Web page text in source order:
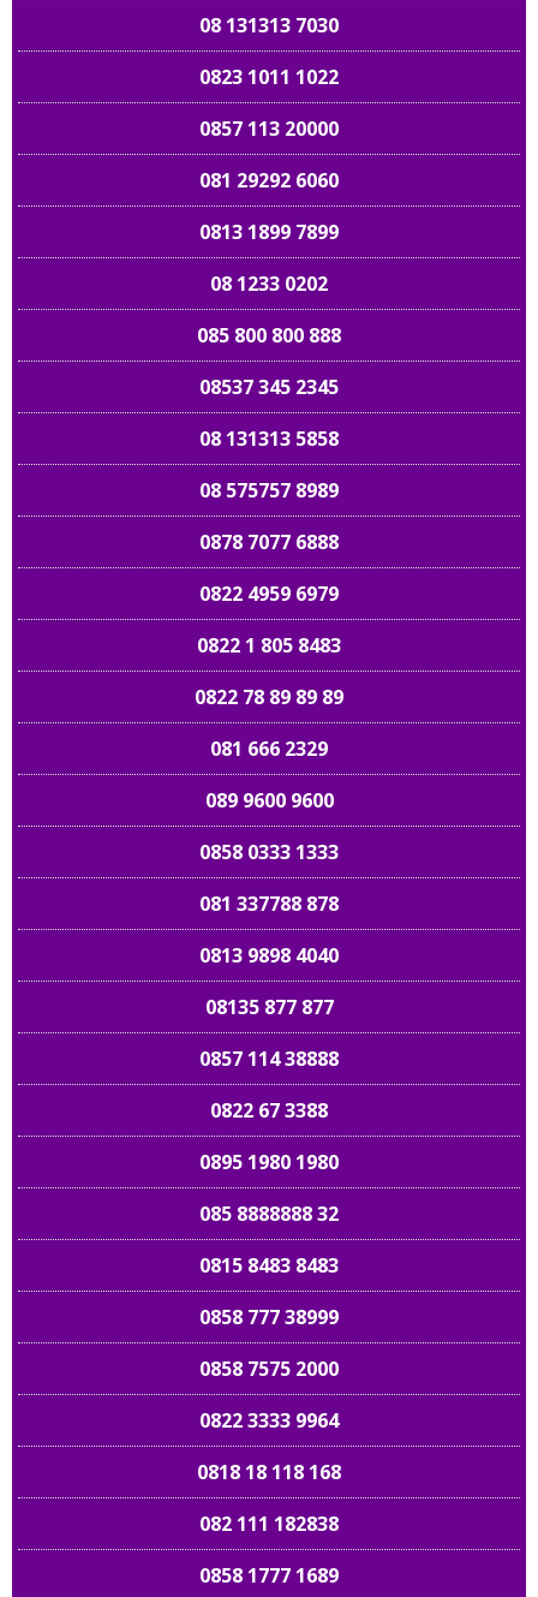
08 131313 7030
0823 1011 1022
0857 113 20000
081 29292 6060
0813 1899 7899
08 1233 0202
085 800 800 888
08537 345 2345
08 131313 5858
08 575757 8989
0878 7077 6888
0822 4959 6979
0822 1 805 8483
0822 78 89 89 89
081 666 2329
089 9600 9600
0858 0333 1333
081 337788 878
0813 9898 4040
08135 877 877
0857 114 38888
0822 67 3388
0895 1980 1980
085 8888888 32
0815 8483 8483
0858 777 38999
0858 7575 2000
0822 3333 9964
0818 18 118 168
082 111 182838
0858 1777 1689